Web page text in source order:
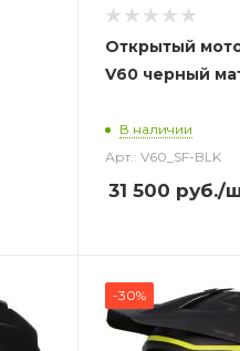
Открытый
V60 черный
В наличии
Арт.: V60_SF-BLK
31 500 руб./
-30%